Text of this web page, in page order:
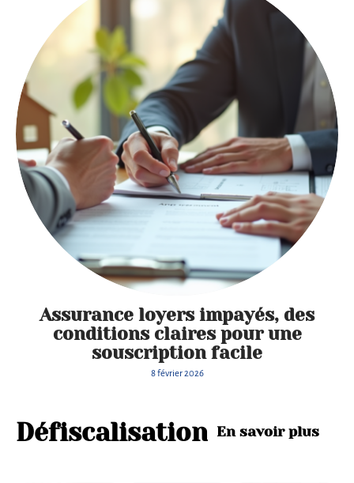
Assurance loyers impayés, des
conditions claires pour une
souscription facile
8 février 2026
Défiscalisation En savoir plus
Profit
l’avan
tage